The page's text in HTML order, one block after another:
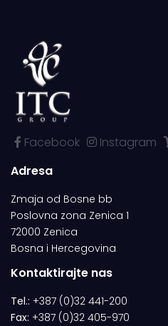
Facebook Instagram
Adresa
Zmaja od Bosne bb
Poslovna zona Zenica 1
72000 Zenica
Bosna i Hercegovina
Kontaktirajte nas
Tel.: +387 (0)32 441-200
Fax: +387 (0)32 405-970